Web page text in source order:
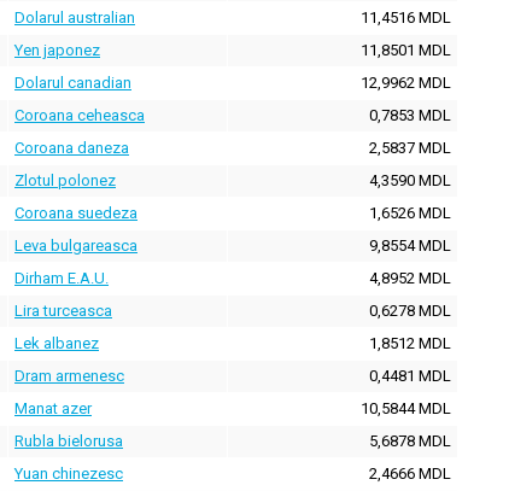
Dolarul australian
11,4516 MDL
Yen japonez
11,8501 MDL
Dolarul canadian
12,9962 MDL
Coroana ceheasca
0,7853 MDL
Coroana daneza
2,5837 MDL
Zlotul polonez
4,3590 MDL
Coroana suedeza
1,6526 MDL
Leva bulgareasca
9,8554 MDL
Dirham E.A.U.
4,8952 MDL
Lira turceasca
0,6278 MDL
Lek albanez
1,8512 MDL
Dram armenesc
0,4481 MDL
Manat azer
10,5844 MDL
Rubla bielorusa
5,6878 MDL
Yuan chinezesc
2,4666 MDL